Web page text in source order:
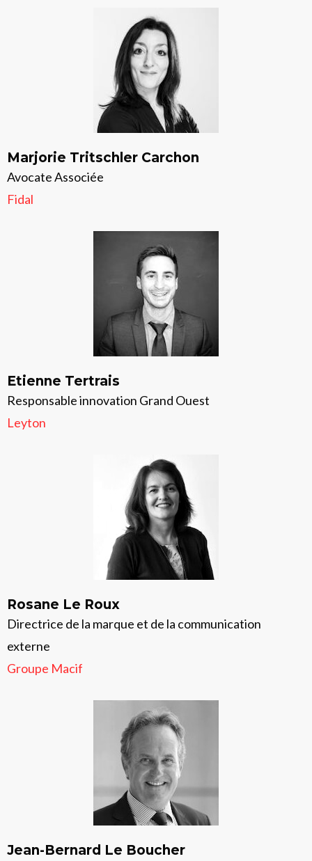
Marjorie Tritschler Carchon
Avocate Associée
Fidal
Etienne Tertrais
Responsable innovation Grand Ouest
Leyton
Rosane Le Roux
Directrice de la marque et de la communication
externe
Groupe Macif
Jean-Bernard Le Boucher